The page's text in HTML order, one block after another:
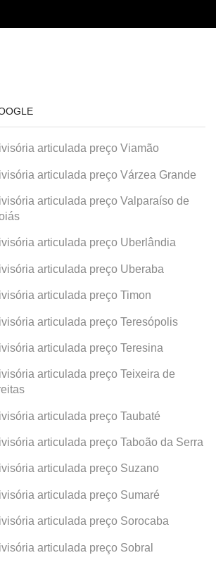
articulada preço Viamão
articulada preço Várzea Grande
articulada preço Valparaíso de
articulada preço Uberlândia
articulada preço Uberaba
articulada preço Timon
articulada preço Teresópolis
articulada preço Teresina
articulada preço Teixeira de
articulada preço Taubaté
articulada preço Taboão da Serra
articulada preço Suzano
articulada preço Sumaré
articulada preço Sorocaba
articulada preço Sobral